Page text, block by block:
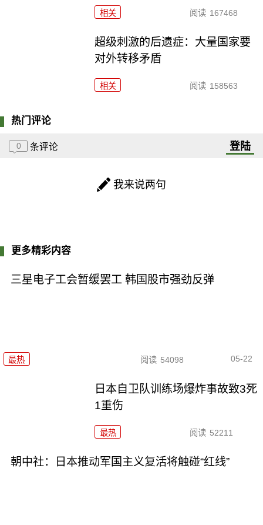
相关 阅读 167468
超级刺激的后遗症：大量国家要
对外转移矛盾
相关 阅读 158563
热门评论
0 条评论 登陆
我来说两句
更多精彩内容
三星电子工会暂缓罢工 韩国股市强劲反弹
最热 阅读 54098 05-22
日本自卫队训练场爆炸事故致3死
1重伤
最热 阅读 52211
朝中社：日本推动军国主义复活将触碰“红线”